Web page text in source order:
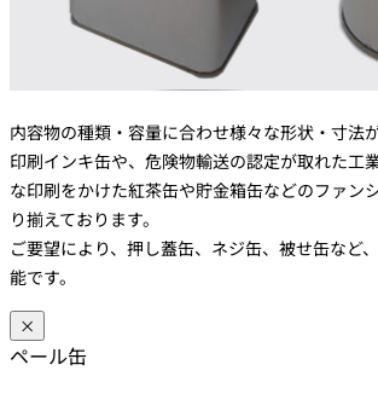
内容物の種類・容量に合わせ様々な形状・寸法
印刷インキ缶や、危険物輸送の認定が取れた工
な印刷をかけた紅茶缶や貯金箱缶などのファン
り揃えております。
ご要望により、押し蓋缶、ネジ缶、被せ缶など
能です。
×
ペール缶